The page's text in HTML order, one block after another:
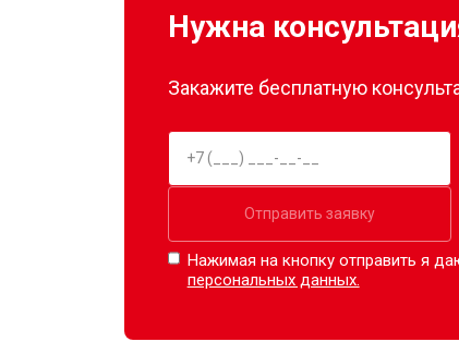
Нужна
Закажите бесплатную
Отправить заявку
Нажимая на кнопку отправить я
персональных данных.